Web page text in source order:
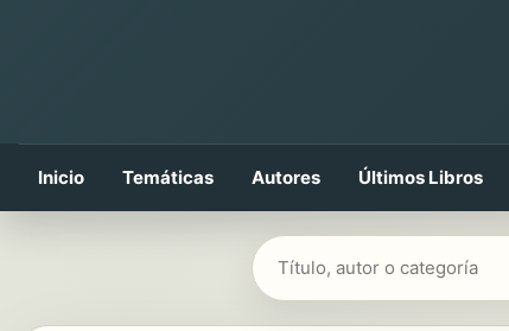
Inicio Temáticas Autores Últimos Libros
Buscar libros